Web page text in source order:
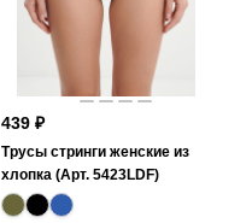
439 ₽
Трусы стринги женские из
хлопка (Арт. 5423LDF)